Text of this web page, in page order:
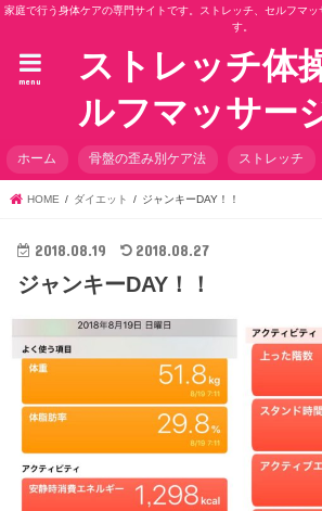
家庭で行う身体ケアの専門サイトです。ストレッチ、セルフマ
す。
ストレッチ体
ルフマッサー
menu
ホーム 骨盤の歪み別ケア法 ストレッチ
HOME ダイエット ジャンキーDAY！！
2018.08.19 2018.08.27
ジャンキーDAY！！